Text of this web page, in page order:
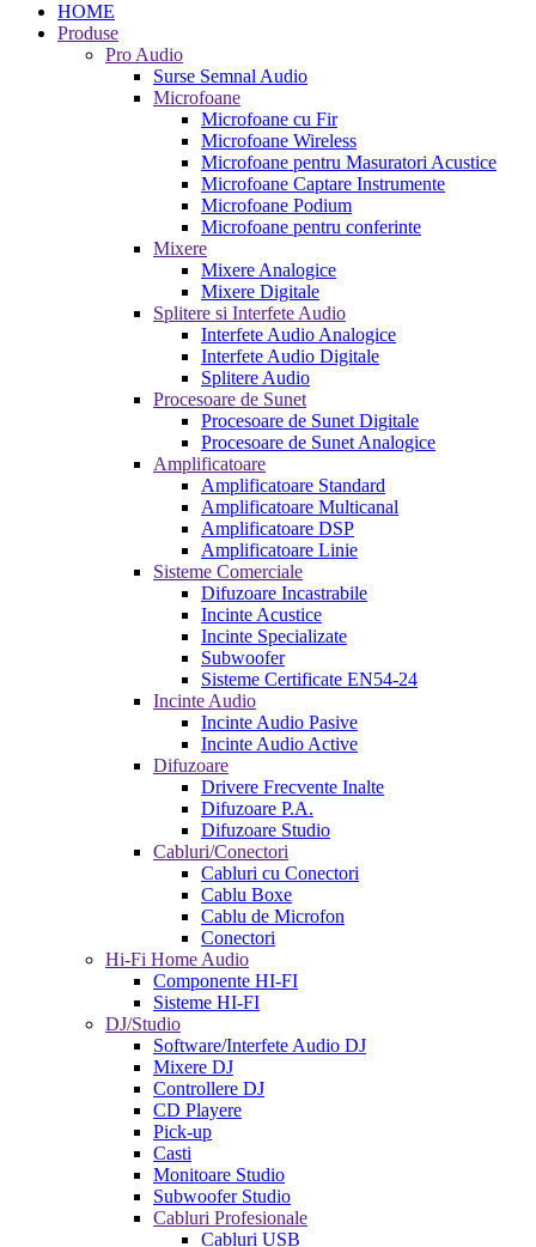
HOME
Produse
Pro Audio
Surse Semnal Audio
Microfoane
Microfoane cu Fir
Microfoane Wireless
Microfoane pentru Masuratori Acustice
Microfoane Captare Instrumente
Microfoane Podium
Microfoane pentru conferinte
Mixere
Mixere Analogice
Mixere Digitale
Splitere si Interfete Audio
Interfete Audio Analogice
Interfete Audio Digitale
Splitere Audio
Procesoare de Sunet
Procesoare de Sunet Digitale
Procesoare de Sunet Analogice
Amplificatoare
Amplificatoare Standard
Amplificatoare Multicanal
Amplificatoare DSP
Amplificatoare Linie
Sisteme Comerciale
Difuzoare Incastrabile
Incinte Acustice
Incinte Specializate
Subwoofer
Sisteme Certificate EN54-24
Incinte Audio
Incinte Audio Pasive
Incinte Audio Active
Difuzoare
Drivere Frecvente Inalte
Difuzoare P.A.
Difuzoare Studio
Cabluri/Conectori
Cabluri cu Conectori
Cablu Boxe
Cablu de Microfon
Conectori
Hi-Fi Home Audio
Componente HI-FI
Sisteme HI-FI
DJ/Studio
Software/Interfete Audio DJ
Mixere DJ
Controllere DJ
CD Playere
Pick-up
Casti
Monitoare Studio
Subwoofer Studio
Cabluri Profesionale
Cabluri USB